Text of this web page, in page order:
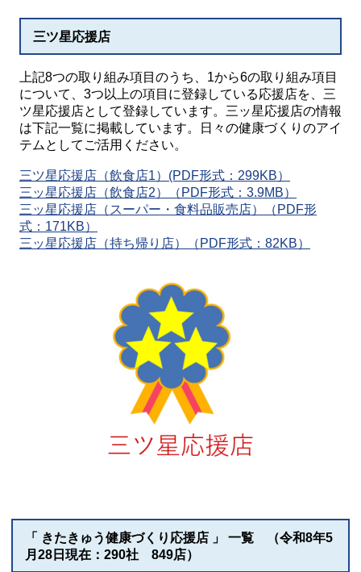
三ツ星応援店
上記8つの取り組み項目のうち、1から6の取り組み項目
について、3つ以上の項目に登録している応援店を、三
ツ星応援店として登録しています。三ッ星応援店の情報
は下記一覧に掲載しています。日々の健康づくりのアイ
テムとしてご活用ください。
三ツ星応援店（飲食店1）(PDF形式：299KB）
三ッ星応援店（飲食店2）（PDF形式：3.9MB）
三ッ星応援店（スーパー・食料品販売店）（PDF形
式：171KB）
三ッ星応援店（持ち帰り店）（PDF形式：82KB）
「 きたきゅう健康づくり応援店 」 一覧 （令和8年5
月28日現在：290社 849店）